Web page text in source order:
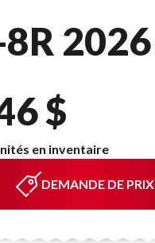
8R 2026
$
en inventaire
DEMANDE DE PRIX